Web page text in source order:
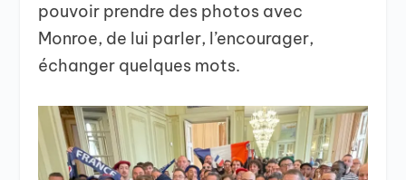
pouvoir prendre des photos avec
Monroe, de lui parler, l’encourager,
échanger quelques mots.